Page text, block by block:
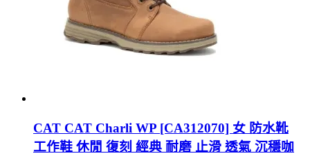
CAT CAT Charli WP [CA312070] 女 防水靴
工作鞋 休閒 復刻 經典 耐磨 止滑 透氣 沉穩咖